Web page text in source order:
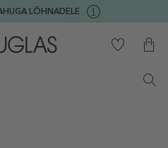
LÕHNADELE